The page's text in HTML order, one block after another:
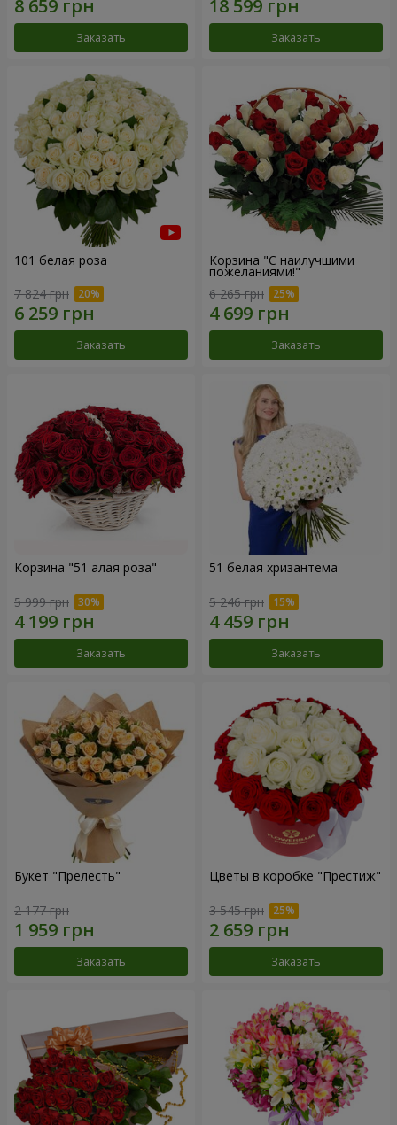
Заказать Заказать
101 белая роза
7 824 грн
Заказать
Корзина "С наилучшими
пожеланиями!"
6 265 грн
Заказать
Корзина "51 алая роза"
5 999 грн
Заказать
51 белая хризантема
5 246 грн
Заказать
Букет "Прелесть"
2 177 грн
Заказать
Цветы в коробке "Престиж"
3 545 грн
Заказать